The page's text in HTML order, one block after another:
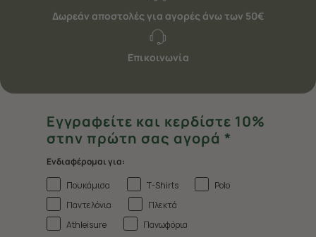
Δωρεάν αποστολές για αγορές άνω των 50€
Επικοινωνία
Εγγραφείτε και κερδίστε 10%
στην πρώτη σας αγορά *
Ενδιαφέρομαι για:
Πουκάμισα
T-Shirts
Polo
Παντελόνια
Πλεκτά
Athleisure
Πανωφόρια